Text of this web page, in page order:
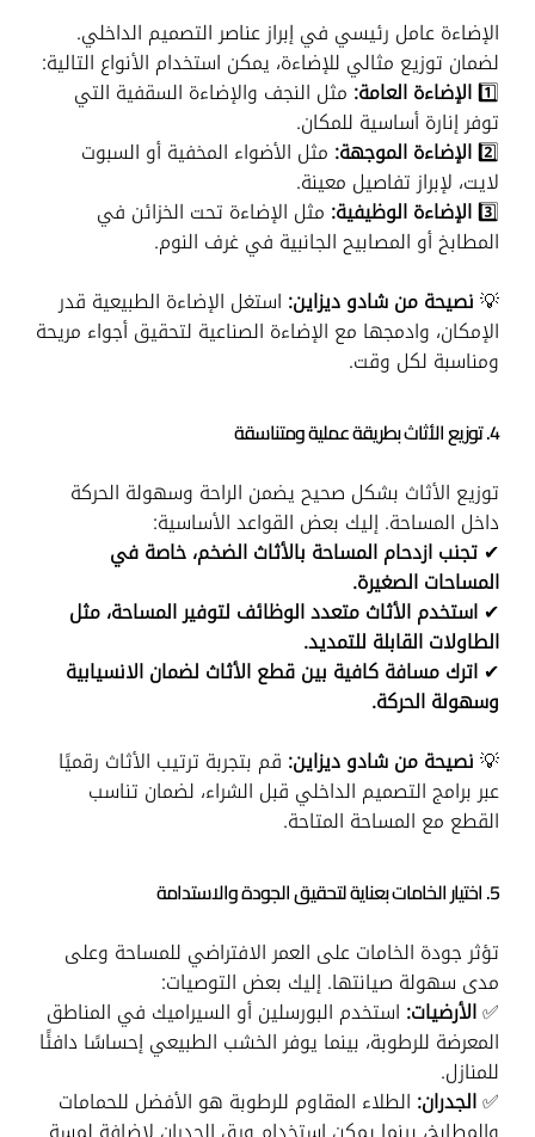
الإضاءة عامل رئيسي في إبراز عناصر التصميم الداخلي.
لضمان توزيع مثالي للإضاءة، يمكن استخدام الأنواع التالية:
1️⃣الإضاءة العامة: مثل النجف والإضاءة السقفية التي
توفر إنارة أساسية للمكان.
2️⃣الإضاءة الموجهة: مثل الأضواء المخفية أو السبوت
لايت، لإبراز تفاصيل معينة.
3️⃣الإضاءة الوظيفية: مثل الإضاءة تحت الخزائن في
المطابخ أو المصابيح الجانبية في غرف النوم.
💡نصيحة من شادو ديزاين: استغل الإضاءة الطبيعية قدر
الإمكان، وادمجها مع الإضاءة الصناعية لتحقيق أجواء مريحة
ومناسبة لكل وقت.
4. توزيع الأثاث بطريقة عملية ومتناسقة
توزيع الأثاث بشكل صحيح يضمن الراحة وسهولة الحركة
داخل المساحة. إليك بعض القواعد الأساسية:
✔ تجنب ازدحام المساحة بالأثاث الضخم، خاصة في
المساحات الصغيرة.
✔ استخدم الأثاث متعدد الوظائف لتوفير المساحة، مثل
الطاولات القابلة للتمديد.
✔ اترك مسافة كافية بين قطع الأثاث لضمان الانسيابية
وسهولة الحركة.
💡نصيحة من شادو ديزاين: قم بتجربة ترتيب الأثاث رقميًا
عبر برامج التصميم الداخلي قبل الشراء، لضمان تناسب
القطع مع المساحة المتاحة.
5. اختيار الخامات بعناية لتحقيق الجودة والاستدامة
تؤثر جودة الخامات على العمر الافتراضي للمساحة وعلى
مدى سهولة صيانتها. إليك بعض التوصيات:
✅الأرضيات: استخدم البورسلين أو السيراميك في المناطق
المعرضة للرطوبة، بينما يوفر الخشب الطبيعي إحساسًا دافئًا
للمنازل.
✅الجدران: الطلاء المقاوم للرطوبة هو الأفضل للحمامات